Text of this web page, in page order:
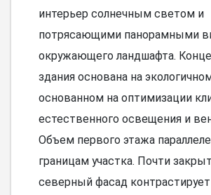
интерьер солнечным светом и
потрясающими панорамными
окружающего ландшафта.
здания основана на
основанном на оптимизации
естественного освещения и
Объем первого этажа
границам участка. Почти
северный фасад